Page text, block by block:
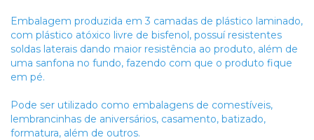
Embalagem produzida em 3 camadas de plástico laminado,
com plástico atóxico livre de bisfenol, possuí resistentes
soldas laterais dando maior resistência ao produto, além de
uma sanfona no fundo, fazendo com que o produto fique
em pé.
Pode ser utilizado como embalagens de comestíveis,
lembrancinhas de aniversários, casamento, batizado,
formatura, além de outros.